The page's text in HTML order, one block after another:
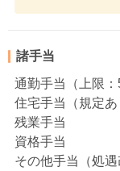
諸手当
通勤手当（上限：
住宅手当（規定あ
残業手当
資格手当
その他手当（処